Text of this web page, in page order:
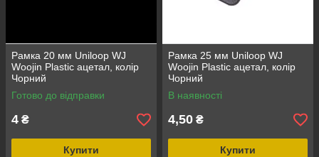
Рамка 20 мм Uniloop WJ
Woojin Plastic ацетал, колір
Чорний
Готово до відправки
4 ₴
Купити
Рамка 25 мм Uniloop WJ
Woojin Plastic ацетал, колір
Чорний
В наявності
4,50 ₴
Купити